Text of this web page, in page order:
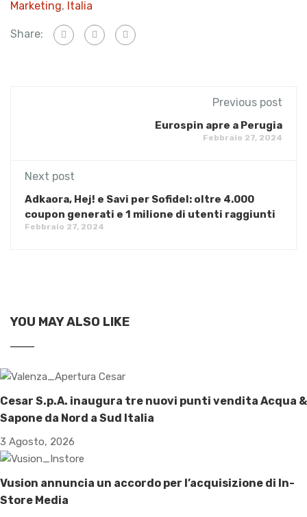
Marketing, Italia
Share:
Previous post
Eurospin apre a Perugia
Febbraio 27, 2024
Next post
Adkaora, Hej! e Savi per Sofidel: oltre 4.000
coupon generati e 1 milione di utenti raggiunti
Febbraio 27, 2024
YOU MAY ALSO LIKE
Cesar S.p.A. inaugura tre nuovi punti vendita Acqua &
Sapone da Nord a Sud Italia
3 Agosto, 2026
Vusion annuncia un accordo per l’acquisizione di In-
Store Media